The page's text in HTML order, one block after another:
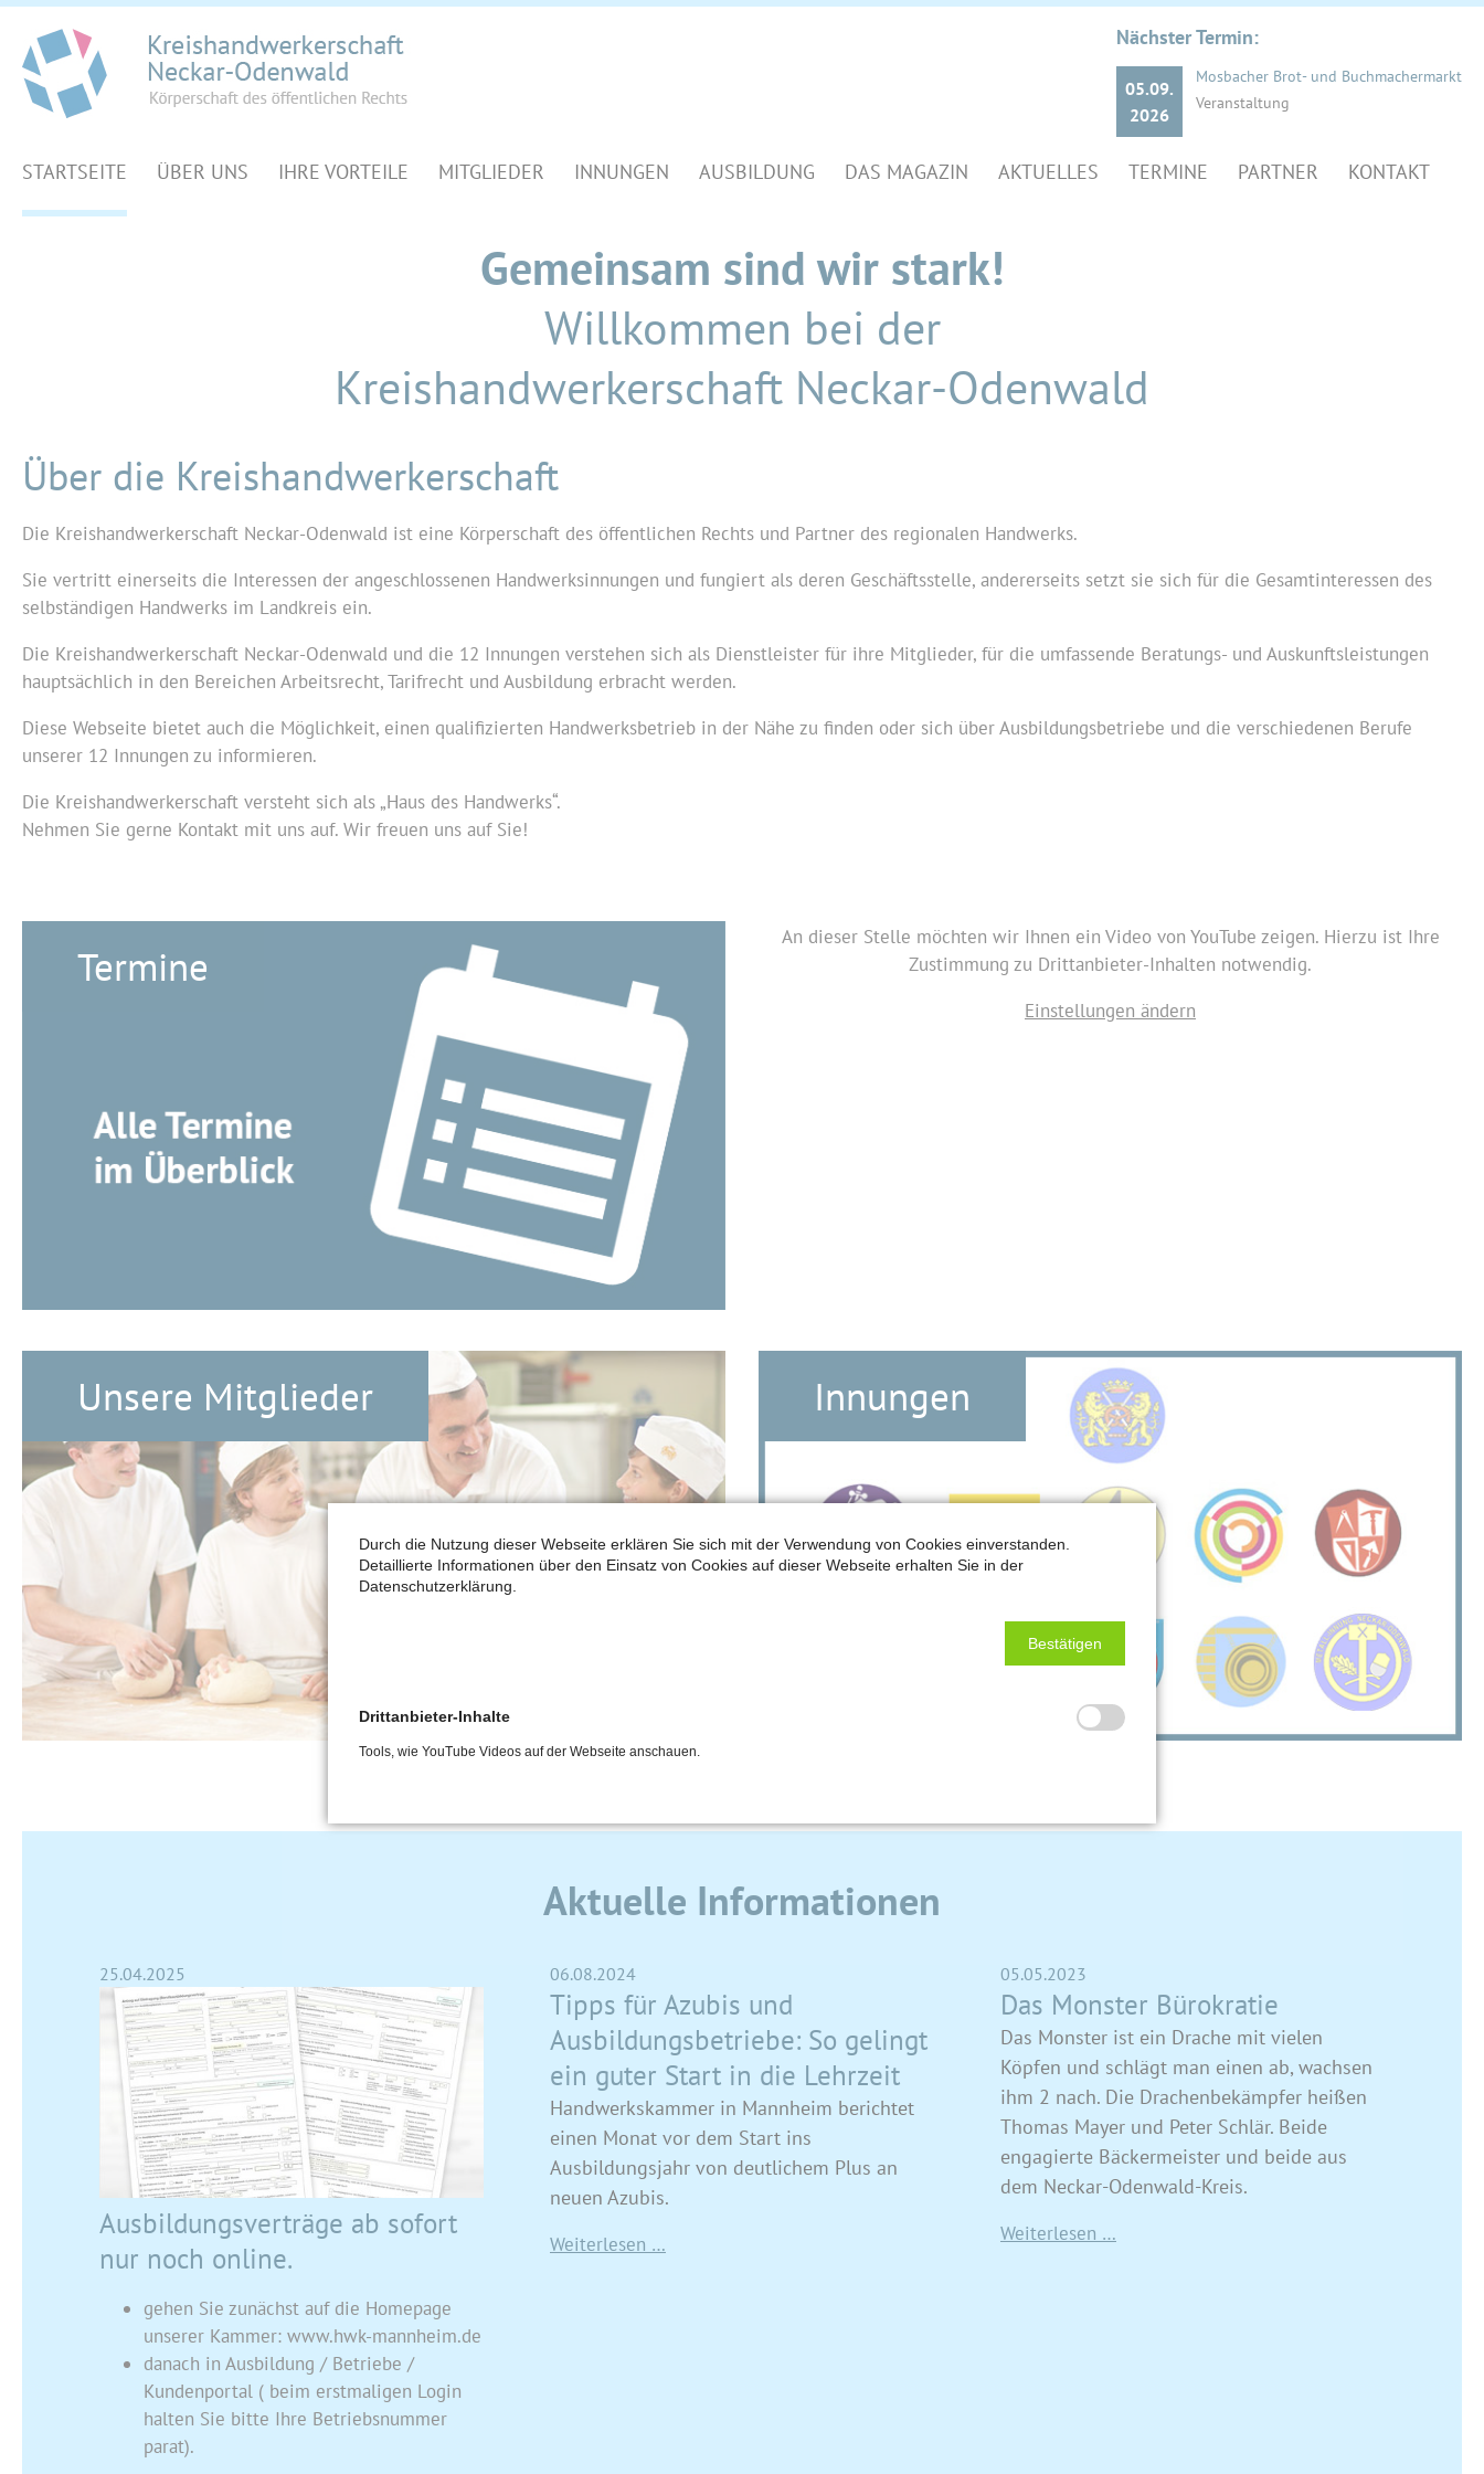
STARTSEITE ÜBER UNS IHRE VORTEILE MITGLIEDER INNUNGEN AUSBILDUNG DAS MAGAZIN AKTUELLES TERMINE PARTNER KONTAKT
Nächster Termin:
05.09.
2026
Mosbacher Brot- und Buchmachermarkt
Veranstaltung
Gemeinsam sind wir stark!
Willkommen bei der
Kreishandwerkerschaft Neckar-Odenwald
Über die Kreishandwerkerschaft
Die Kreishandwerkerschaft Neckar-Odenwald ist eine Körperschaft des öffentlichen Rechts und Partner des regionalen Handwerks.
Sie vertritt einerseits die Interessen der angeschlossenen Handwerksinnungen und fungiert als deren Geschäftsstelle, andererseits setzt sie sich für die Gesamtinteressen des
selbständigen Handwerks im Landkreis ein.
Die Kreishandwerkerschaft Neckar-Odenwald und die 12 Innungen verstehen sich als Dienstleister für ihre Mitglieder, für die umfassende Beratungs- und Auskunftsleistungen
hauptsächlich in den Bereichen Arbeitsrecht, Tarifrecht und Ausbildung erbracht werden.
Diese Webseite bietet auch die Möglichkeit, einen qualifizierten Handwerksbetrieb in der Nähe zu finden oder sich über Ausbildungsbetriebe und die verschiedenen Berufe
unserer 12 Innungen zu informieren.
Die Kreishandwerkerschaft versteht sich als „Haus des Handwerks“.
Nehmen Sie gerne Kontakt mit uns auf. Wir freuen uns auf Sie!
Termine
An dieser Stelle möchten wir Ihnen ein Video von YouTube zeigen. Hierzu ist Ihre
Zustimmung zu Drittanbieter-Inhalten notwendig.
Einstellungen ändern
Unsere Mitglieder Innungen
Aktuelle Informationen
25.04.2025
Ausbildungsverträge ab sofort
nur noch online.
gehen Sie zunächst auf die Homepage
unserer Kammer: www.hwk-mannheim.de
danach in Ausbildung / Betriebe /
Kundenportal ( beim erstmaligen Login
halten Sie bitte Ihre Betriebsnummer
parat).
06.08.2024
Tipps für Azubis und
Ausbildungsbetriebe: So gelingt
ein guter Start in die Lehrzeit
Handwerkskammer in Mannheim berichtet
einen Monat vor dem Start ins
Ausbildungsjahr von deutlichem Plus an
neuen Azubis.
Weiterlesen …
05.05.2023
Das Monster Bürokratie
Das Monster ist ein Drache mit vielen
Köpfen und schlägt man einen ab, wachsen
ihm 2 nach. Die Drachenbekämpfer heißen
Thomas Mayer und Peter Schlär. Beide
engagierte Bäckermeister und beide aus
dem Neckar-Odenwald-Kreis.
Weiterlesen …
Durch die Nutzung dieser Webseite erklären Sie sich mit der Verwendung von Cookies einverstanden.
Detaillierte Informationen über den Einsatz von Cookies auf dieser Webseite erhalten Sie in der
Datenschutzerklärung.
Bestätigen
Drittanbieter-Inhalte
Tools, wie YouTube Videos auf der Webseite anschauen.